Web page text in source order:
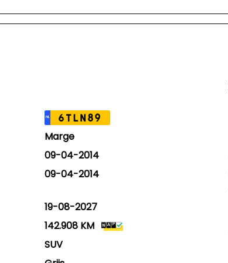
NL 6TLN89
Marge
09-04-2014
09-04-2014
19-08-2027
142.908 KM
SUV